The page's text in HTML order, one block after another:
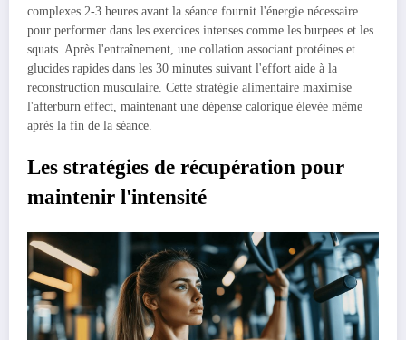
complexes 2-3 heures avant la séance fournit l'énergie nécessaire
pour performer dans les exercices intenses comme les burpees et les
squats. Après l'entraînement, une collation associant protéines et
glucides rapides dans les 30 minutes suivant l'effort aide à la
reconstruction musculaire. Cette stratégie alimentaire maximise
l'afterburn effect, maintenant une dépense calorique élevée même
après la fin de la séance.
Les stratégies de récupération pour
maintenir l'intensité